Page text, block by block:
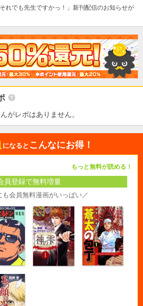
れでも先生ですかっ！」新刊配信のお知らせが
がレポはありません。
になると こんなにお得！
もっと無料が読める！
員登録で無料増量
も会員無料漫画がいっぱい／